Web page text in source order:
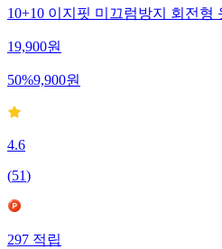
10+10 이지핏 미끄럼방지 회전형
19,900원
50%9,900원
4.6
(51)
297 적립